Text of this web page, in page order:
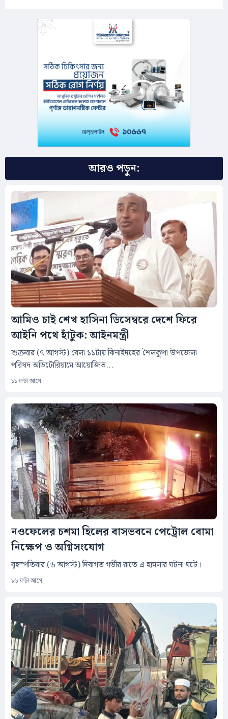
আরও পড়ুন:
আমিও চাই শেখ হাসিনা ডিসেম্বরে দেশে ফিরে
আইনি পথে হাঁটুক: আইনমন্ত্রী
শুক্রবার (৭ আগস্ট) বেলা ১১টায় ঝিনাইদহের শৈলকুপা উপজেলা
পরিষদ অডিটোরিয়ামে আয়োজিত...
১১ ঘন্টা আগে
নওফেলের চশমা হিলের বাসভবনে পেট্রোল বোমা
নিক্ষেপ ও অগ্নিসংযোগ
বৃহস্পতিবার (৬ আগস্ট) দিবাগত গভীর রাতে এ হামলার ঘটনা ঘটে।
১৬ ঘন্টা আগে